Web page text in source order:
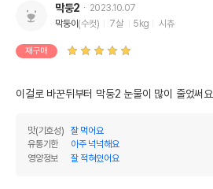
막둥2
2023.10.07
막둥이(수컷) 7살 5kg 시츄
재구매
이걸로 바꾼뒤부터 막둥2 눈물이 많이 줄었써요
맛(기호성)
잘 먹어요
유통기한
아주 넉넉해요
영양정보
잘 적혀있어요